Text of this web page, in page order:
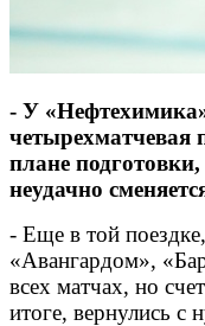
- У
четырехматчевая
плане
неудачно
- Еще в той
«Авангардом»,
всех матчах, но
итоге, вернулись с